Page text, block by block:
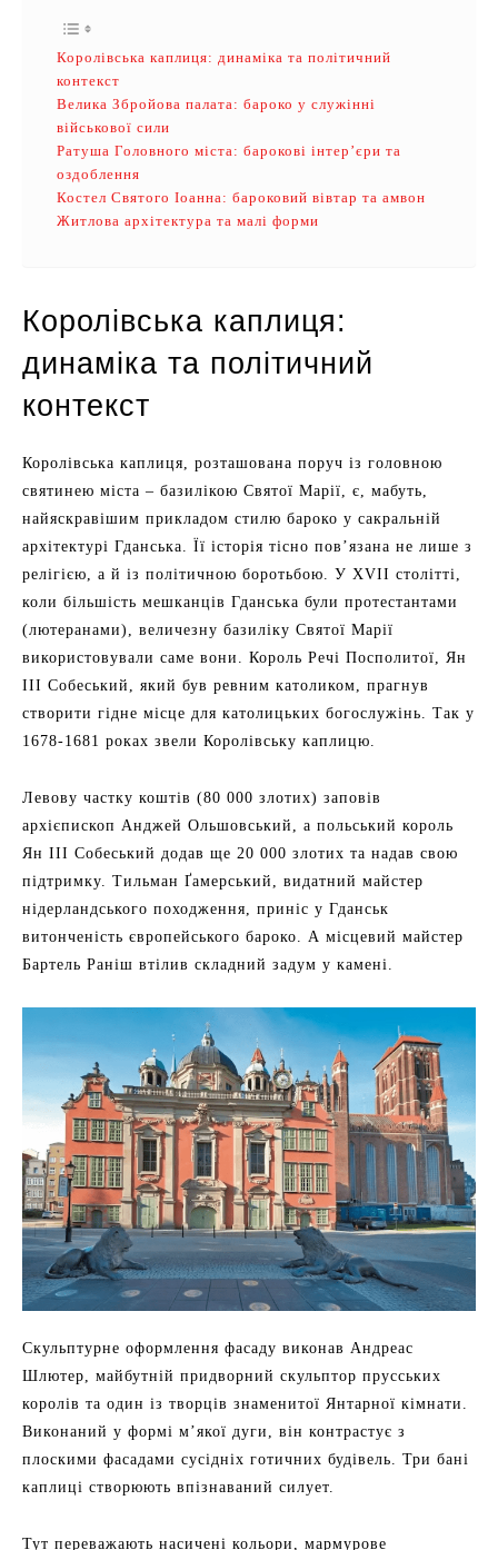
Королівська каплиця: динаміка та політичний
контекст
Велика Збройова палата: бароко у служінні
військової сили
Ратуша Головного міста: барокові інтер’єри та
оздоблення
Костел Святого Іоанна: бароковий вівтар та амвон
Житлова архітектура та малі форми
Королівська каплиця:
динаміка та політичний
контекст
Королівська каплиця, розташована поруч із головною
святинею міста – базилікою Святої Марії, є, мабуть,
найяскравішим прикладом стилю бароко у сакральній
архітектурі Гданська. Її історія тісно пов’язана не лише з
релігією, а й із політичною боротьбою. У XVII столітті,
коли більшість мешканців Гданська були протестантами
(лютеранами), величезну базиліку Святої Марії
використовували саме вони. Король Речі Посполитої, Ян
III Собеський, який був ревним католиком, прагнув
створити гідне місце для католицьких богослужінь. Так у
1678-1681 роках звели Королівську каплицю.
Левову частку коштів (80 000 злотих) заповів
архієпископ Анджей Ольшовський, а польський король
Ян III Собеський додав ще 20 000 злотих та надав свою
підтримку. Тильман Ґамерський, видатний майстер
нідерландського походження, приніс у Гданськ
витонченість європейського бароко. А місцевий майстер
Бартель Раніш втілив складний задум у камені.
Скульптурне оформлення фасаду виконав Андреас
Шлютер, майбутній придворний скульптор прусських
королів та один із творців знаменитої Янтарної кімнати.
Виконаний у формі м’якої дуги, він контрастує з
плоскими фасадами сусідніх готичних будівель. Три бані
каплиці створюють впізнаваний силует.
Тут переважають насичені кольори, мармурове